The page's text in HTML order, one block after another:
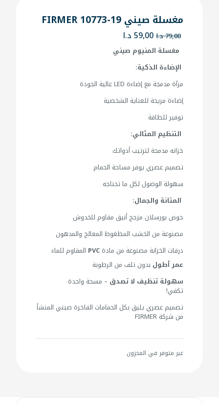
مغسلة صيني FIRMER 10773-19
79,00د.ا السعر
الأصلي
هو:
79,00 د.ا.
59,00د.ا
الحالي
هو:
مغسلة المنيوم صيني
الإضاءة الذكية:
مرآة مدمجة مع إضاءة LED عالية الجودة
إضاءة مريحة للعناية الشخصية
توفير للطاقة
التنظيم المثالي:
خزانه مدمجة لترتيب أدواتك
تصميم عصري يوفر مساحة الحمام
سهولة الوصول لكل ما تحتاجه
المتانة والجمال:
حوض بورسلان مزجج أنيق مقاوم للخدوش
مصنوعة من الخشب المظغوط المعالج والمدهون
درفات الخزانة مصنوعة من مادة PVC المقاوم للماء
عمر أطول بدون تلف من الرطوبة
سهولة تنظيف لا تصدق – مسحة واحدة
تكفي!
تصميم عصري يليق بكل الحمامات الفاخرة صيني المنشأ
من شركة FIRMER
غير متوفر في المخزون